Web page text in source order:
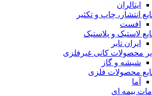
ایتالران
انتشار، چاپ و تکثير
افست
لاستیک و پلاستیک
ایران تایر
محصولات كانی غيرفلزی
شیشه و گاز
محصولات فلزی
آما
بیمه ای